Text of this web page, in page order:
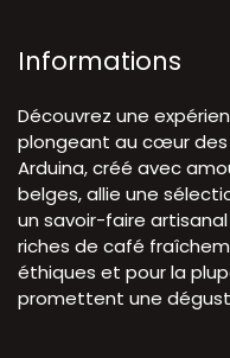
Informations
Découvrez une
plongeant au cœur des
Arduina, créé avec
belges, allie une
un savoir-faire
riches de café
éthiques et pour la
promettent une